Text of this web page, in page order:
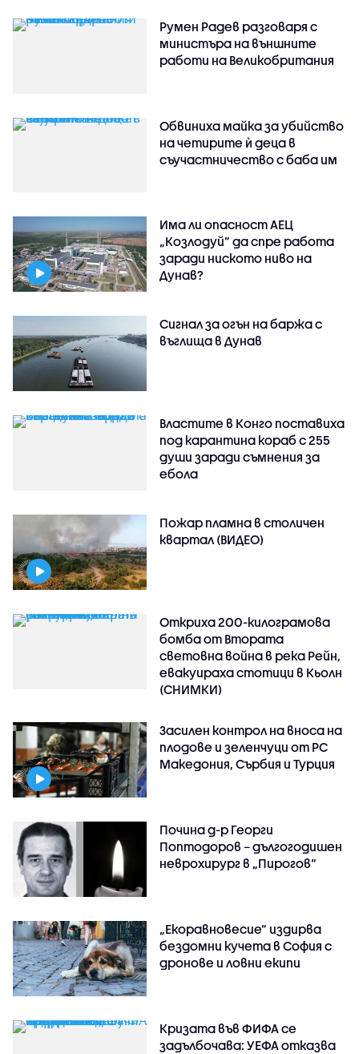
Румен Радев разговаря с
министъра на външните
работи на Великобритания
Обвиниха майка за убийство
на четирите ѝ деца в
съучастничество с баба им
Има ли опасност АЕЦ
„Козлодуй” да спре работа
заради ниското ниво на
Дунав?
Сигнал за огън на баржа с
въглища в Дунав
Властите в Конго поставиха
под карантина кораб с 255
души заради съмнения за
ебола
Пожар пламна в столичен
квартал (ВИДЕО)
Откриха 200-килограмова
бомба от Втората
световна война в река Рейн,
евакуираха стотици в Кьолн
(СНИМКИ)
Засилен контрол на вноса на
плодове и зеленчуци от РС
Македония, Сърбия и Турция
Почина д-р Георги
Поптодоров – дългогодишен
неврохирург в „Пирогов“
„Екоравновесие“ издирва
бездомни кучета в София с
дронове и ловни екипи
Кризата във ФИФА се
задълбочава: УЕФА отказва